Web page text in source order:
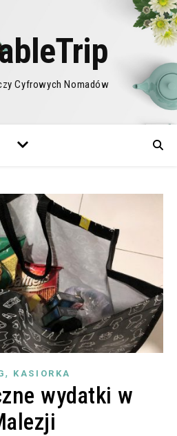
Cyfrowych Nomadów
, KASIORKA
wydatki w